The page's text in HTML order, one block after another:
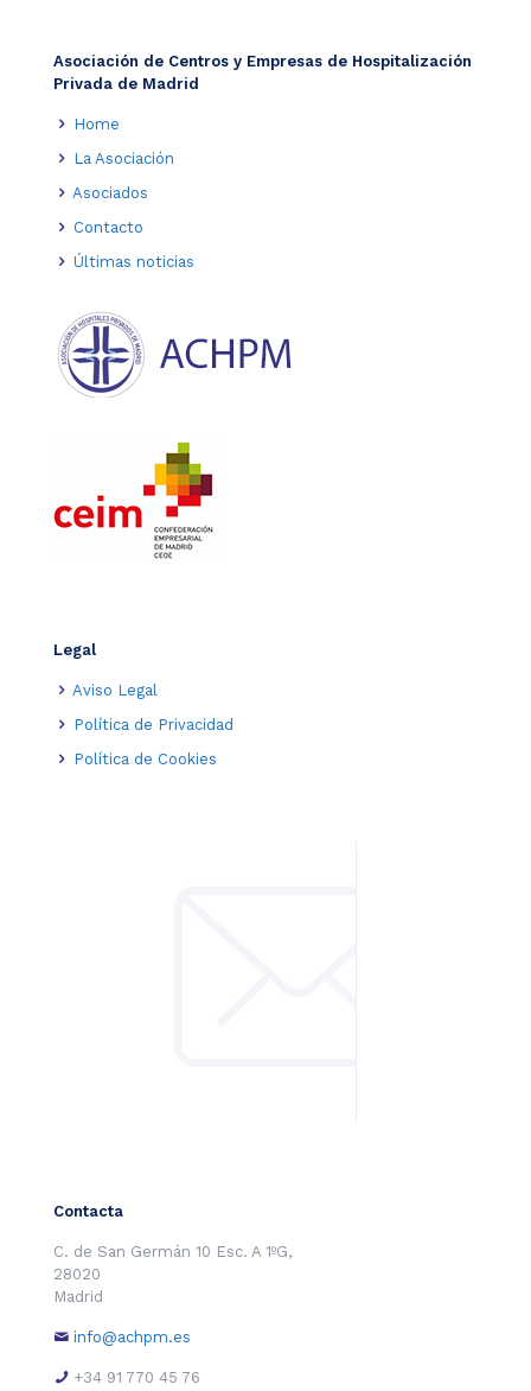
Asociación de Centros y Empresas de Hospitalización
Privada de Madrid
Home
La Asociación
Asociados
Contacto
Últimas noticias
Legal
Aviso Legal
Política de Privacidad
Política de Cookies
Contacta
C. de San Germán 10 Esc. A 1ºG,
28020
Madrid
info@achpm.es
+34 91 770 45 76